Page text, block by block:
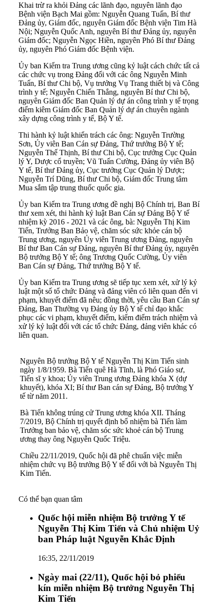
Khai trừ ra khỏi Đảng các lãnh đạo, nguyên lãnh đạo
Bệnh viện Bạch Mai gồm: Nguyễn Quang Tuấn, Bí thư
Đảng ủy, Giám đốc, nguyên Giám đốc Bệnh viện Tim Hà
Nội; Nguyễn Quốc Anh, nguyên Bí thư Đảng ủy, nguyên
Giám đốc; Nguyễn Ngọc Hiền, nguyên Phó Bí thư Đảng
ủy, nguyên Phó Giám đốc Bệnh viện.
Ủy ban Kiểm tra Trung ương cũng kỷ luật cách chức tất cả
các chức vụ trong Đảng đối với các ông Nguyễn Minh
Tuấn, Bí thư Chi bộ, Vụ trưởng Vụ Trang thiết bị và Công
trình y tế; Nguyễn Chiến Thắng, nguyên Bí thư Chi bộ,
nguyên Giám đốc Ban Quản lý dự án công trình y tế trọng
điểm kiêm Giám đốc Ban Quản lý dự án chuyên ngành
xây dựng công trình y tế, Bộ Y tế.
Thi hành kỷ luật khiển trách các ông: Nguyễn Trường
Sơn, Ủy viên Ban Cán sự Đảng, Thứ trưởng Bộ Y tế;
Nguyễn Thế Thịnh, Bí thư Chi bộ, Cục trưởng Cục Quản
lý Y, Dược cổ truyền; Vũ Tuấn Cường, Đảng ủy viên Bộ
Y tế, Bí thư Đảng ủy, Cục trưởng Cục Quản lý Dược;
Nguyễn Trí Dũng, Bí thư Chi bộ, Giám đốc Trung tâm
Mua sắm tập trung thuốc quốc gia.
Ủy ban Kiểm tra Trung ương đề nghị Bộ Chính trị, Ban Bí
thư xem xét, thi hành kỷ luật Ban Cán sự Đảng Bộ Y tế
nhiệm kỳ 2016 - 2021 và các ông, bà: Nguyễn Thị Kim
Tiến, Trưởng Ban Bảo vệ, chăm sóc sức khỏe cán bộ
Trung ương, nguyên Ủy viên Trung ương Đảng, nguyên
Bí thư Ban Cán sự Đảng, nguyên Bí thư Đảng ủy, nguyên
Bộ trưởng Bộ Y tế; ông Trương Quốc Cường, Ủy viên
Ban Cán sự Đảng, Thứ trưởng Bộ Y tế.
Ủy ban Kiểm tra Trung ương sẽ tiếp tục xem xét, xử lý kỷ
luật một số tổ chức Đảng và đảng viên có liên quan đến vi
phạm, khuyết điểm đã nêu; đồng thời, yêu cầu Ban Cán sự
Đảng, Ban Thường vụ Đảng ủy Bộ Y tế chỉ đạo khắc
phục các vi phạm, khuyết điểm, kiểm điểm trách nhiệm và
xử lý kỷ luật đối với các tổ chức Đảng, đảng viên khác có
liên quan.
Nguyên Bộ trưởng Bộ Y tế Nguyễn Thị Kim Tiến sinh
ngày 1/8/1959. Bà Tiến quê Hà Tĩnh, là Phó Giáo sư,
Tiến sĩ y khoa; Ủy viên Trung ương Đảng khóa X (dự
khuyết), khóa XI; Bí thư Ban cán sự Đảng, Bộ trưởng Y
tế từ năm 2011.
Bà Tiến không trúng cử Trung ương khóa XII. Tháng
7/2019, Bộ Chính trị quyết định bổ nhiệm bà Tiến làm
Trưởng ban bảo vệ, chăm sóc sức khoẻ cán bộ Trung
ương thay ông Nguyễn Quốc Triệu.
Chiều 22/11/2019, Quốc hội đã phê chuẩn việc miễn
nhiệm chức vụ Bộ trưởng Bộ Y tế đối với bà Nguyễn Thị
Kim Tiến.
Có thể bạn quan tâm
Quốc hội miễn nhiệm Bộ trưởng Y tế
Nguyễn Thị Kim Tiến và Chủ nhiệm Uỷ
ban Pháp luật Nguyễn Khắc Định
16:35, 22/11/2019
Ngày mai (22/11), Quốc hội bỏ phiếu
kín miễn nhiệm Bộ trưởng Nguyễn Thị
Kim Tiến